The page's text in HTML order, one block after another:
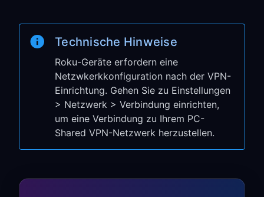
Wählen SieConnect
Schritt 3: Ihre Verbindung
testen
Gehen Sie zuSettings→Network→
Check connection
Stellen Sie sicher, dass die Verbindung
erfolgreich ist
Technische Hinweise
Roku-Geräte erfordern eine
Netzwkerkkonfiguration nach der VPN-
Einrichtung. Gehen Sie zu Einstellungen
> Netzwerk > Verbindung einrichten,
um eine Verbindung zu Ihrem PC-
Shared VPN-Netzwerk herzustellen.